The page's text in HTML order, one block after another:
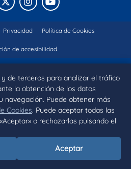
de terceros para analizar el tráfico
la obtención de los datos
navegación. Puede obtener más
Cookies. Puede aceptar todas las
o rechazarlas pulsando el
Aceptar
X InstagramYouTube
Privacidad Política de Cookies
de accesibilidad